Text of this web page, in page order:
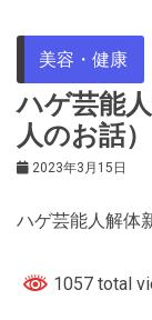
美容・健康
ハゲ芸能
人のお話）
2023年3月15日
ハゲ芸能人解体
1057 total